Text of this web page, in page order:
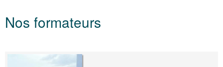
Nos formateurs